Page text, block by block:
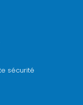
sécurité